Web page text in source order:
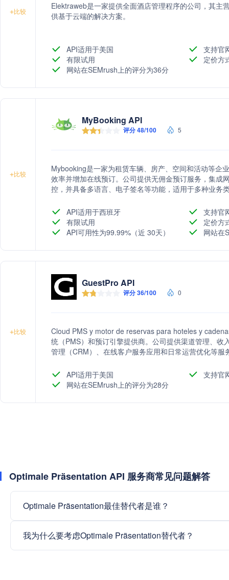
+比较
Elektraweb是一家提供全面酒店管理程序的公司，其主
供基于云端的解决方案。
API适用于美国
支持官
有限试用
定价方
网站在SEMrush上的评分为36分
+比较
MyBooking API
评分 48/100 5
Mybooking是一家为租赁车辆、房产、空间和活动等企
效率并增加在线预订。公司提供无佣金预订服务，集成
控，并具备多语言、电子签名等功能，适用于多种业务
API适用于西班牙
支持官
有限试用
定价方
API可用性为99.99%（近 30天）
网站在
+比较
GuestPro API
评分 36/100 0
Cloud PMS y motor de reservas para hoteles y
统（PMS）和预订引擎提供商。公司提供渠道管理、
管理（CRM）、在线客户服务应用和日常运营优化等
API适用于美国
支持官
网站在SEMrush上的评分为28分
Optimale Präsentation API 服务商常见问题解答
Optimale Präsentation最佳替代者是谁？
我为什么要考虑Optimale Präsentation替代者？